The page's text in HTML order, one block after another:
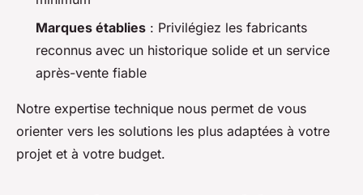
Marques établies : Privilégiez les fabricants
reconnus avec un historique solide et un service
après-vente fiable
Notre expertise technique nous permet de vous
orienter vers les solutions les plus adaptées à votre
projet et à votre budget.